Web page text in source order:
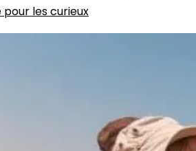
les curieux